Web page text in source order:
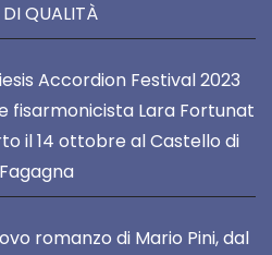
QUALITÀ
Accordion Festival 2023
fisarmonicista Lara Fortunat
il 14 ottobre al Castello di
romanzo di Mario Pini, dal